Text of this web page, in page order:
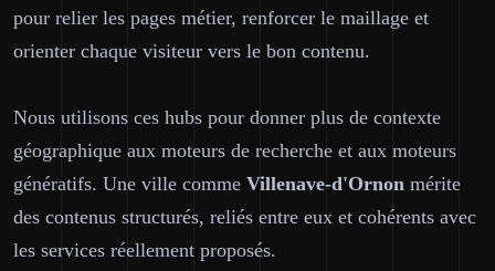
pour relier les pages métier, renforcer le maillage et
orienter chaque visiteur vers le bon contenu.
Nous utilisons ces hubs pour donner plus de contexte
géographique aux moteurs de recherche et aux moteurs
génératifs. Une ville comme Villenave-d'Ornon mérite
des contenus structurés, reliés entre eux et cohérents avec
les services réellement proposés.